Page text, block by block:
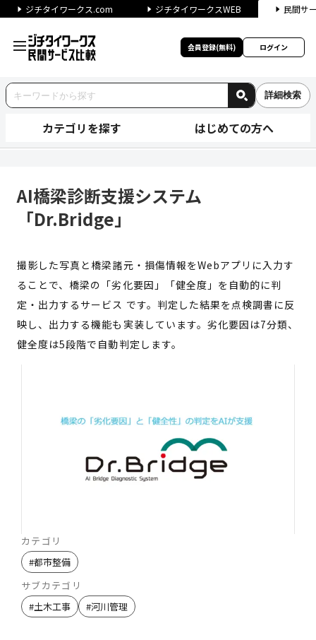
ジチタイワークス.com ジチタイワークスWEB 民間サ
会員登録(無料) ログイン
詳細検索
カテゴリを探す はじめての方へ
AI橋梁診断支援システム
「Dr.Bridge」
撮影した写真と橋梁諸元・損傷情報をWebアプリに入力す
ることで、橋梁の「劣化要因」「健全度」を自動的に判
定・出力するサービス です。判定した結果を点検調書に反
映し、出力する機能も実装しています。劣化要因は7分類、
健全度は5段階で自動判定します。
カテゴリ
#都市整備
サブカテゴリ
#土木工事 #河川管理